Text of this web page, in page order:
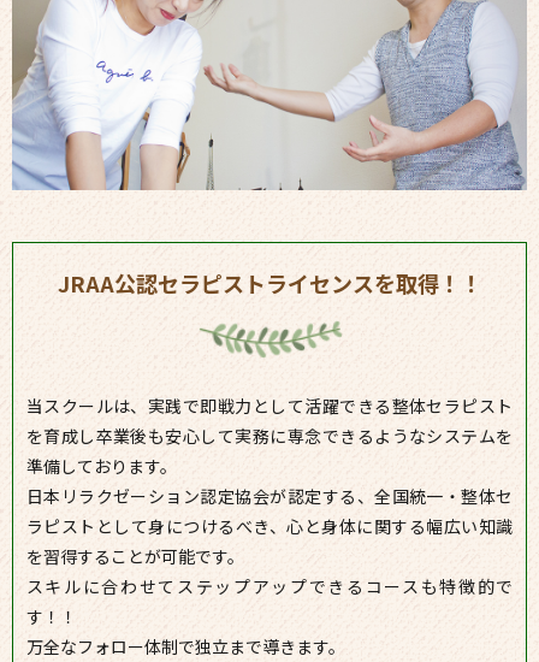
JRAA公認セラピストライセンスを取得！！
当スクールは、実践で即戦力として活躍できる整体セラピスト
を育成し卒業後も安心して実務に専念できるようなシステムを
準備しております。
日本リラクゼーション認定協会が認定する、全国統一・整体セ
ラピストとして身につけるべき、心と身体に関する幅広い知識
を習得することが可能です。
スキルに合わせてステップアップできるコースも特徴的で
す！！
万全なフォロー体制で独立まで導きます。